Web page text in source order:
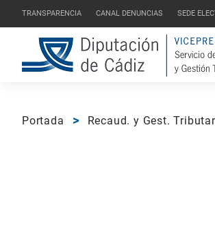
TRANSPARENCIA CANAL DENUNCIAS SEDE
Portada Recaud. y Gest.